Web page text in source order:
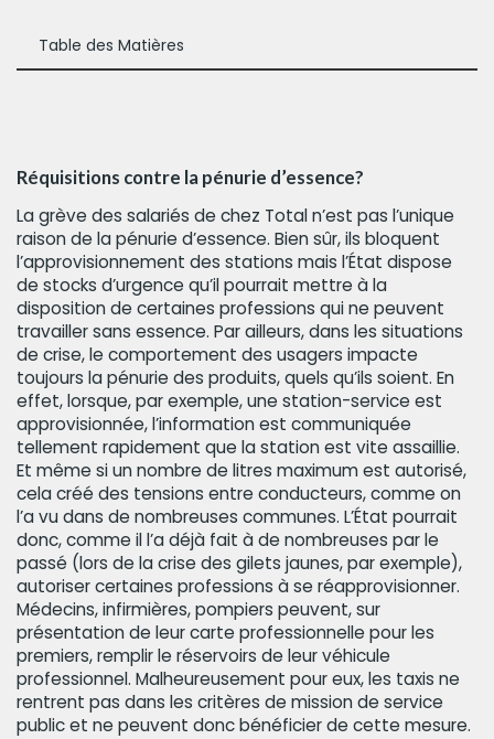
Table des Matières
Réquisitions contre la pénurie d’essence?
La grève des salariés de chez Total n’est pas l’unique
raison de la pénurie d’essence. Bien sûr, ils bloquent
l’approvisionnement des stations mais l’État dispose
de stocks d’urgence qu’il pourrait mettre à la
disposition de certaines professions qui ne peuvent
travailler sans essence. Par ailleurs, dans les situations
de crise, le comportement des usagers impacte
toujours la pénurie des produits, quels qu’ils soient. En
effet, lorsque, par exemple, une station-service est
approvisionnée, l’information est communiquée
tellement rapidement que la station est vite assaillie.
Et même si un nombre de litres maximum est autorisé,
cela créé des tensions entre conducteurs, comme on
l’a vu dans de nombreuses communes. L’État pourrait
donc, comme il l’a déjà fait à de nombreuses par le
passé (lors de la crise des gilets jaunes, par exemple),
autoriser certaines professions à se réapprovisionner.
Médecins, infirmières, pompiers peuvent, sur
présentation de leur carte professionnelle pour les
premiers, remplir le réservoirs de leur véhicule
professionnel. Malheureusement pour eux, les taxis ne
rentrent pas dans les critères de mission de service
public et ne peuvent donc bénéficier de cette mesure.